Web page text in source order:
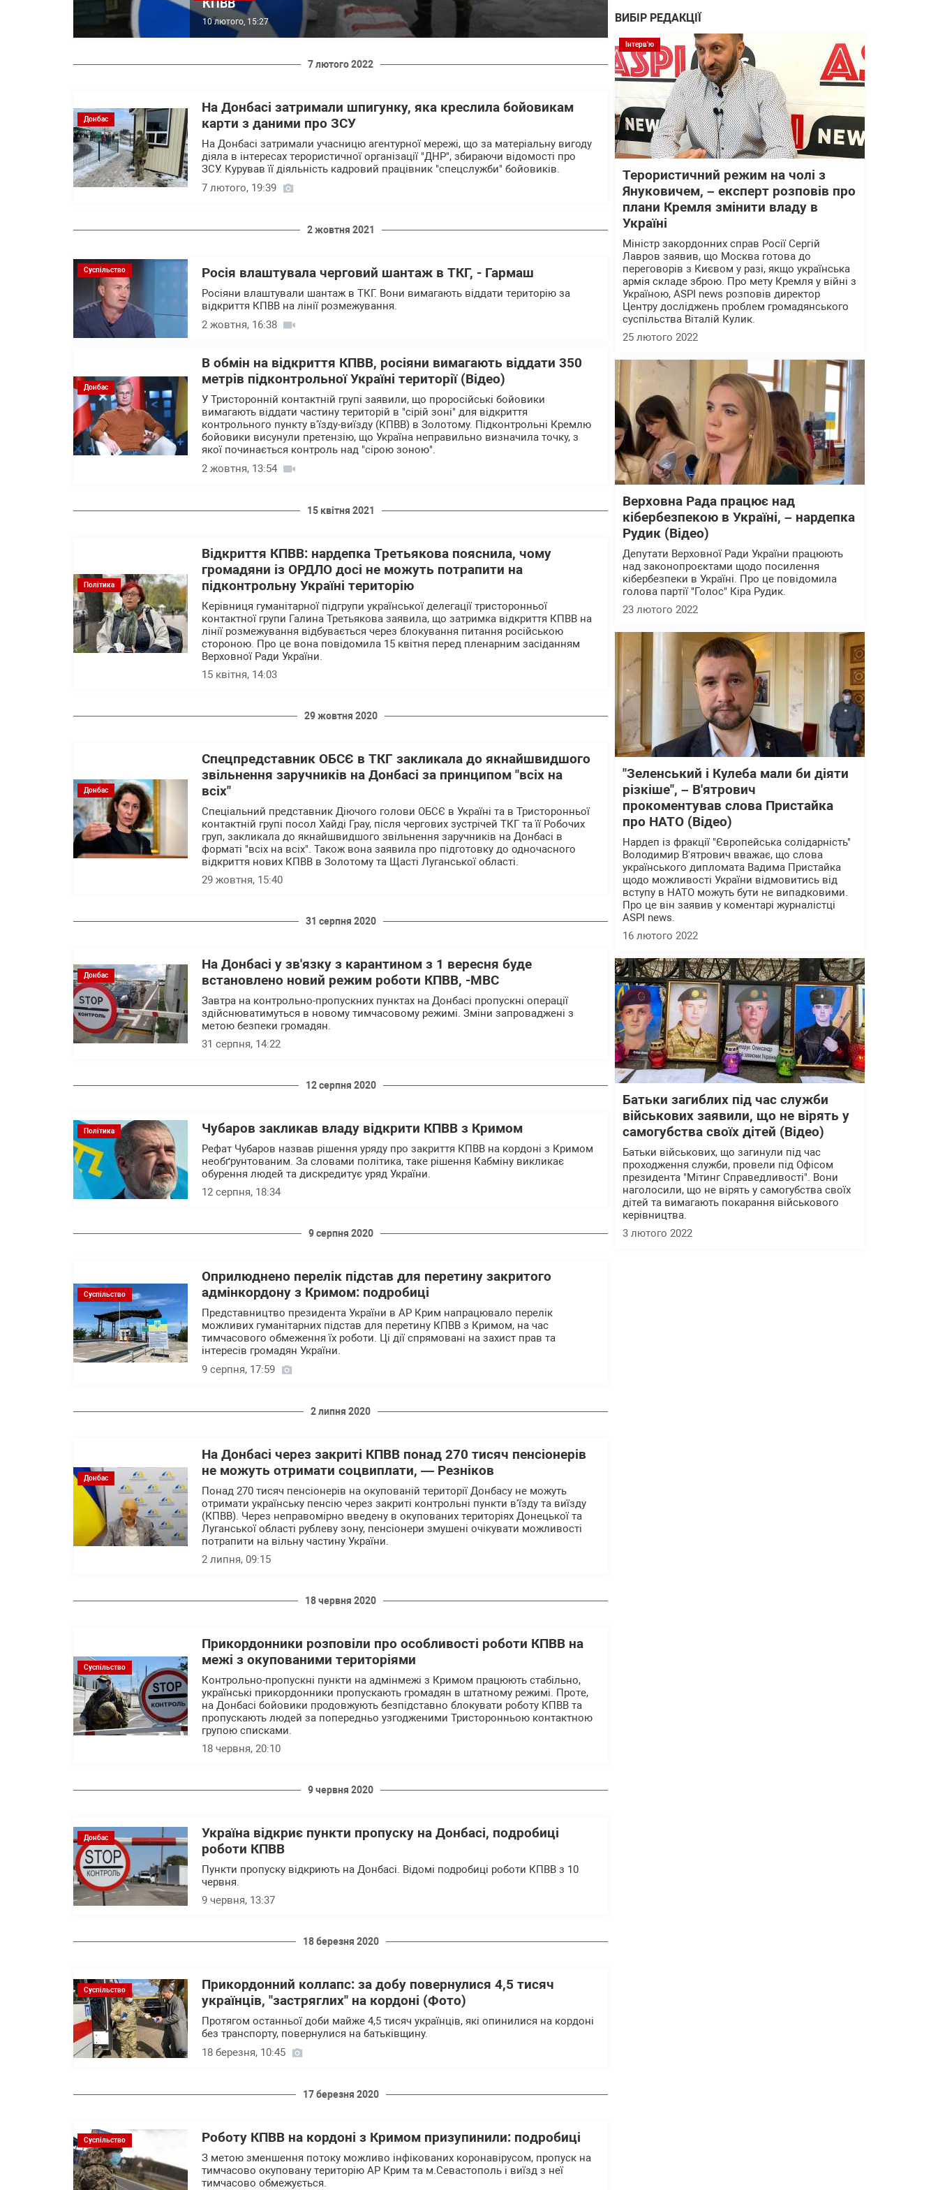
КПВВ
10 лютого, 15:27
7 лютого 2022
Донбас
На Донбасі затримали шпигунку, яка креслила бойовикам
карти з даними про ЗСУ
На Донбасі затримали учасницю агентурної мережі, що за матеріальну вигоду
діяла в інтересах терористичної організації "ДНР", збираючи відомості про
ЗСУ. Курував її діяльність кадровий працівник "спецслужби" бойовиків.
7 лютого, 19:39
2 жовтня 2021
Суспільство Росія влаштувала черговий шантаж в ТКГ, - Гармаш
Росіяни влаштували шантаж в ТКГ. Вони вимагають віддати територію за
відкриття КПВВ на лінії розмежування.
2 жовтня, 16:38
Донбас
В обмін на відкриття КПВВ, росіяни вимагають віддати 350
метрів підконтрольної Україні території (Відео)
У Тристоронній контактній групі заявили, що проросійські бойовики
вимагають віддати частину територій в "сірій зоні" для відкриття
контрольного пункту в'їзду-виїзду (КПВВ) в Золотому. Підконтрольні Кремлю
бойовики висунули претензію, що Україна неправильно визначила точку, з
якої починається контроль над "сірою зоною".
2 жовтня, 13:54
15 квітня 2021
Політика
Відкриття КПВВ: нардепка Третьякова пояснила, чому
громадяни із ОРДЛО досі не можуть потрапити на
підконтрольну Україні територію
Керівниця гуманітарної підгрупи української делегації тристоронньої
контактної групи Галина Третьякова заявила, що затримка відкриття КПВВ на
лінії розмежування відбувається через блокування питання російською
стороною. Про це вона повідомила 15 квітня перед пленарним засіданням
Верховної Ради України.
15 квітня, 14:03
29 жовтня 2020
Донбас
Спецпредставник ОБСЄ в ТКГ закликала до якнайшвидшого
звільнення заручників на Донбасі за принципом "всіх на
всіх"
Спеціальний представник Діючого голови ОБСЄ в Україні та в Тристоронньої
контактній групі посол Хайді Грау, після чергових зустрічей ТКГ та її Робочих
груп, закликала до якнайшвидшого звільнення заручників на Донбасі в
форматі "всіх на всіх". Також вона заявила про підготовку до одночасного
відкриття нових КПВВ в Золотому та Щасті Луганської області.
29 жовтня, 15:40
31 серпня 2020
Донбас
На Донбасі у зв'язку з карантином з 1 вересня буде
встановлено новий режим роботи КПВВ, -МВС
Завтра на контрольно-пропускних пунктах на Донбасі пропускні операції
здійснюватимуться в новому тимчасовому режимі. Зміни запроваджені з
метою безпеки громадян.
31 серпня, 14:22
12 серпня 2020
Політика Чубаров закликав владу відкрити КПВВ з Кримом
Рефат Чубаров назвав рішення уряду про закриття КПВВ на кордоні з Кримом
необґрунтованим. За словами політика, таке рішення Кабміну викликає
обурення людей та дискредитує уряд України.
12 серпня, 18:34
9 серпня 2020
Суспільство
Оприлюднено перелік підстав для перетину закритого
адмінкордону з Кримом: подробиці
Представництво президента України в АР Крим напрацювало перелік
можливих гуманітарних підстав для перетину КПВВ з Кримом, на час
тимчасового обмеження їх роботи. Ці дії спрямовані на захист прав та
інтересів громадян України.
9 серпня, 17:59
2 липня 2020
Донбас
На Донбасі через закриті КПВВ понад 270 тисяч пенсіонерів
не можуть отримати соцвиплати, — Резніков
Понад 270 тисяч пенсіонерів на окупованій території Донбасу не можуть
отримати українську пенсію через закриті контрольні пункти в'їзду та виїзду
(КПВВ). Через неправомірно введену в окупованих територіях Донецької та
Луганської області рублеву зону, пенсіонери змушені очікувати можливості
потрапити на вільну частину України.
2 липня, 09:15
18 червня 2020
Суспільство
Прикордонники розповіли про особливості роботи КПВВ на
межі з окупованими територіями
Контрольно-пропускні пункти на адмінмежі з Кримом працюють стабільно,
українські прикордонники пропускають громадян в штатному режимі. Проте,
на Донбасі бойовики продовжують безпідставно блокувати роботу КПВВ та
пропускають людей за попередньо узгодженими Тристоронньою контактною
групою списками.
18 червня, 20:10
9 червня 2020
Донбас
Україна відкриє пункти пропуску на Донбасі, подробиці
роботи КПВВ
Пункти пропуску відкриють на Донбасі. Відомі подробиці роботи КПВВ з 10
червня.
9 червня, 13:37
18 березня 2020
Суспільство
Прикордонний коллапс: за добу повернулися 4,5 тисяч
українців, "застряглих" на кордоні (Фото)
Протягом останньої доби майже 4,5 тисяч українців, які опинилися на кордоні
без транспорту, повернулися на батьківщину.
18 березня, 10:45
17 березня 2020
Суспільство Роботу КПВВ на кордоні з Кримом призупинили: подробиці
З метою зменшення потоку можливо інфікованих коронавірусом, пропуск на
тимчасово окуповану територію АР Крим та м.Севастополь і виїзд з неї
тимчасово обмежується.
ВИБІР РЕДАКЦІЇ
Інтерв'ю
Терористичний режим на чолі з
Януковичем, – експерт розповів про
плани Кремля змінити владу в
Україні
Міністр закордонних справ Росії Сергій
Лавров заявив, що Москва готова до
переговорів з Києвом у разі, якщо українська
армія складе зброю. Про мету Кремля у війні з
Україною, ASPI news розповів директор
Центру досліджень проблем громадянського
суспільства Віталій Кулик.
25 лютого 2022
Верховна Рада працює над
кібербезпекою в Україні, – нардепка
Рудик (Відео)
Депутати Верховної Ради України працюють
над законопроєктами щодо посилення
кібербезпеки в Україні. Про це повідомила
голова партії "Голос" Кіра Рудик.
23 лютого 2022
"Зеленський і Кулеба мали би діяти
різкіше", – В'ятрович
прокоментував слова Пристайка
про НАТО (Відео)
Нардеп із фракції "Європейська солідарність"
Володимир В'ятрович вважає, що слова
українського дипломата Вадима Пристайка
щодо можливості України відмовитись від
вступу в НАТО можуть бути не випадковими.
Про це він заявив у коментарі журналістці
ASPI news.
16 лютого 2022
Батьки загиблих під час служби
військових заявили, що не вірять у
самогубства своїх дітей (Відео)
Батьки військових, що загинули під час
проходження служби, провели під Офісом
президента "Мітинг Справедливості". Вони
наголосили, що не вірять у самогубства своїх
дітей та вимагають покарання військового
керівництва.
3 лютого 2022